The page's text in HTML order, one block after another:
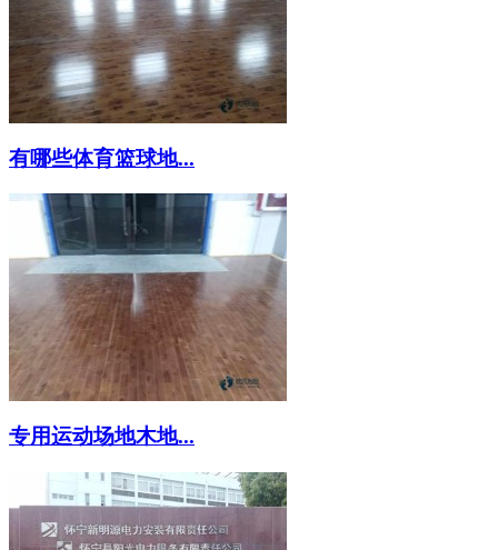
有哪些体育篮球地...
专用运动场地木地...